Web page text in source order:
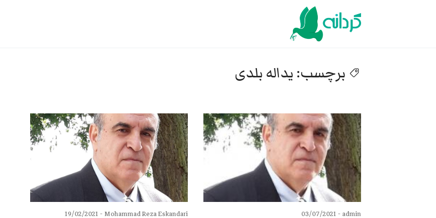
برچسب:یداله بلدی
admin -
03/07/2021
Mohammad Reza Eskandari -
19/02/2021